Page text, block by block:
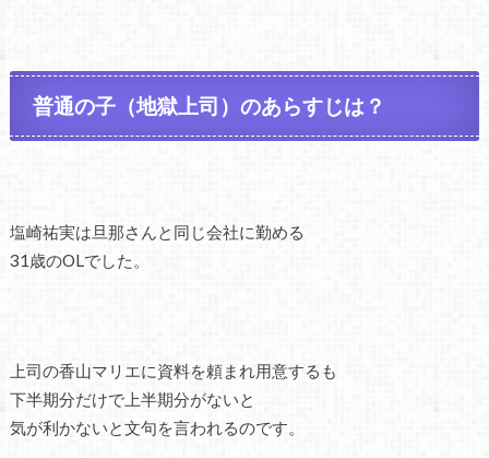
普通の子（地獄上司）のあらすじは？
塩崎祐実は旦那さんと同じ会社に勤める
31歳のOLでした。
上司の香山マリエに資料を頼まれ用意するも
下半期分だけで上半期分がないと
気が利かないと文句を言われるのです。